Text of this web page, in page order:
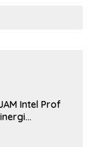
Intel Prof